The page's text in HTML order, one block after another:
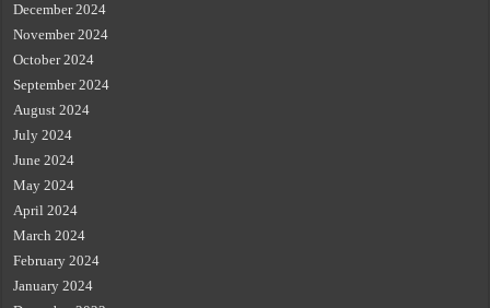
December 2024
November 2024
October 2024
September 2024
August 2024
July 2024
June 2024
May 2024
April 2024
March 2024
February 2024
January 2024